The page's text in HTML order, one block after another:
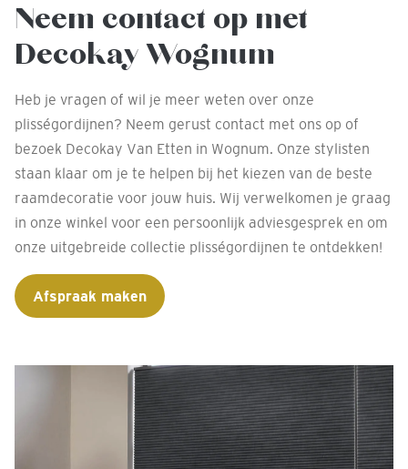
Neem contact op met
Decokay Wognum
Heb je vragen of wil je meer weten over onze
plisségordijnen? Neem gerust contact met ons op of
bezoek Decokay Van Etten in Wognum. Onze stylisten
staan klaar om je te helpen bij het kiezen van de beste
raamdecoratie voor jouw huis. Wij verwelkomen je graag
in onze winkel voor een persoonlijk adviesgesprek en om
onze uitgebreide collectie plisségordijnen te ontdekken!
Afspraak maken